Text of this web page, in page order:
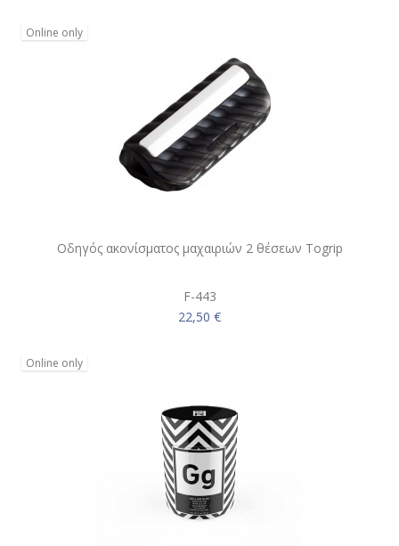
Online only
Οδηγός ακονίσματος μαχαιριών 2 θέσεων Togrip
F-443
22,50 €
Online only